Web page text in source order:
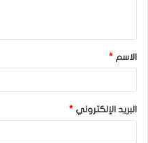
ق
*
الاسم *
البريد الإلكتروني *